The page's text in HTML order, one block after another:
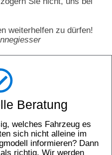
weiterhelfen zu dürfen!
Beratung
welches Fahrzeug es
sich nicht alleine im
informieren? Dann
richtig. Wir werden